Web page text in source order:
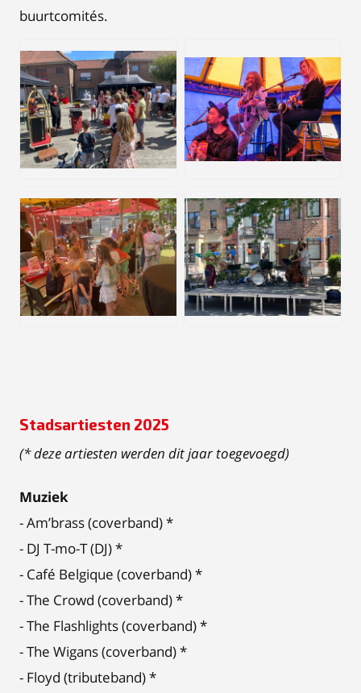
buurtcomités.
JPEG JPG
JPG JPEG
Stadsartiesten 2025
(* deze artiesten werden dit jaar toegevoegd)
Muziek
- Am’brass (coverband) *
- DJ T-mo-T (DJ) *
- Café Belgique (coverband) *
- The Crowd (coverband) *
- The Flashlights (coverband) *
- The Wigans (coverband) *
- Floyd (tributeband) *